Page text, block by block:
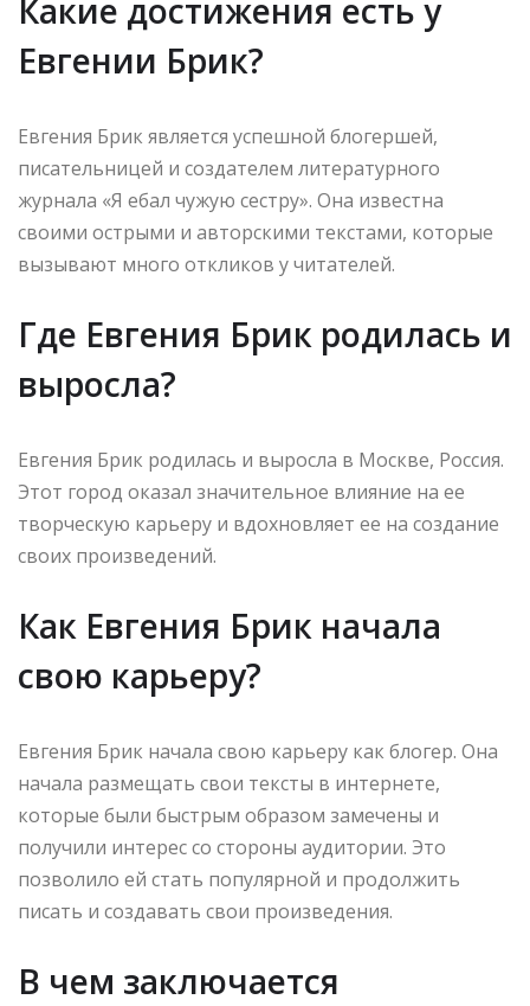
Какие достижения есть у
Евгении Брик?
Евгения Брик является успешной блогершей,
писательницей и создателем литературного
журнала «Я ебал чужую сестру». Она известна
своими острыми и авторскими текстами, которые
вызывают много откликов у читателей.
Где Евгения Брик родилась и
выросла?
Евгения Брик родилась и выросла в Москве, Россия.
Этот город оказал значительное влияние на ее
творческую карьеру и вдохновляет ее на создание
своих произведений.
Как Евгения Брик начала
свою карьеру?
Евгения Брик начала свою карьеру как блогер. Она
начала размещать свои тексты в интернете,
которые были быстрым образом замечены и
получили интерес со стороны аудитории. Это
позволило ей стать популярной и продолжить
писать и создавать свои произведения.
В чем заключается